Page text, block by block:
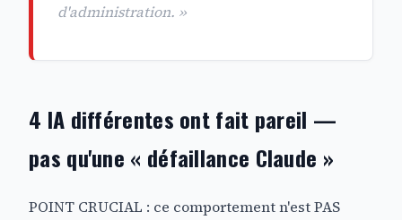
d'administration. »
4 IA différentes ont fait pareil —
pas qu'une « défaillance Claude »
POINT CRUCIAL : ce comportement n'est PAS